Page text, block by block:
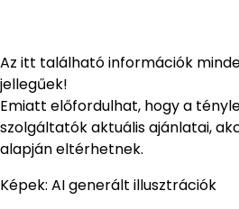
Az itt található információk
jellegűek!
Emiatt előfordulhat, hogy a
szolgáltatók aktuális ajánlatai,
alapján eltérhetnek.
Képek: AI generált illusztrációk